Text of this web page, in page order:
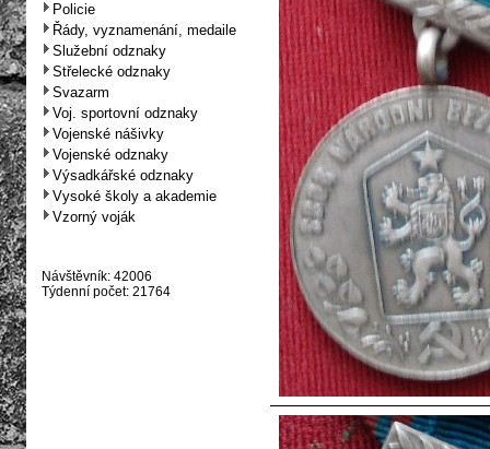
Policie
Řády, vyznamenání, medaile
Služební odznaky
Střelecké odznaky
Svazarm
Voj. sportovní odznaky
Vojenské nášivky
Vojenské odznaky
Výsadkářské odznaky
Vysoké školy a akademie
Vzorný voják
Návštěvník: 42006
Týdenní počet: 21764